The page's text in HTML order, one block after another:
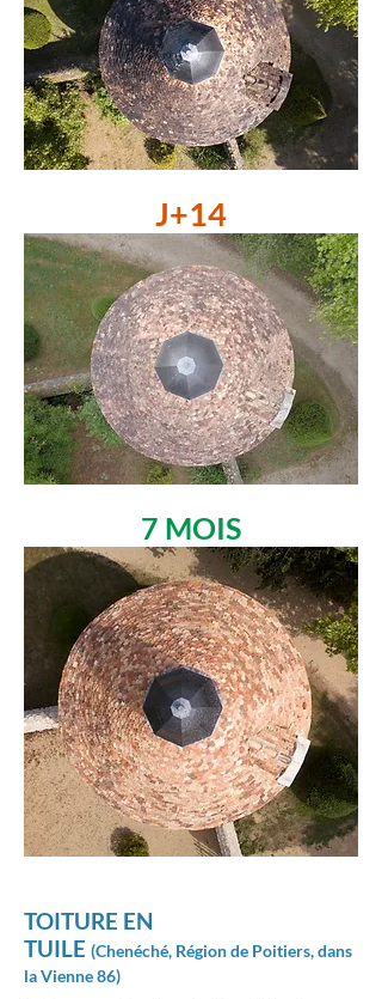
J+14
7 MOIS
TOITURE EN
TUILE (Chenéché, Régionde Poitiers, dans
la Vienne 86)